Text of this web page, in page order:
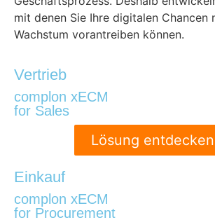
mit denen Sie Ihre digitalen Chancen
Wachstum vorantreiben können.
Vertrieb
complon xECM
for Sales
Lösung entdecken
Einkauf
complon xECM
for Procurement